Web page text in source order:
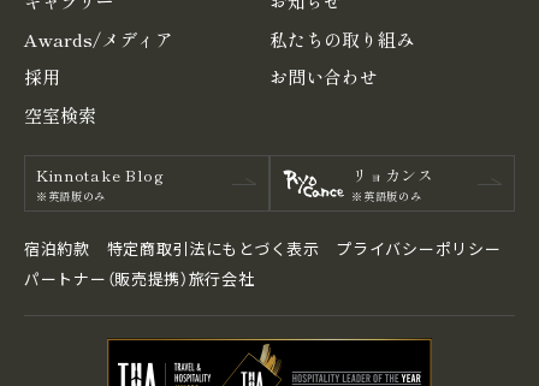
Awards/メディア
私たちの取り組み
採用
お問い合わせ
空室検索
Kinnotake Blog
※英語版のみ
リョカンス
※英語版のみ
宿泊約款 特定商取引法にもとづく表⽰
プライバシーポリシー
パートナー（販売提携）旅行会社